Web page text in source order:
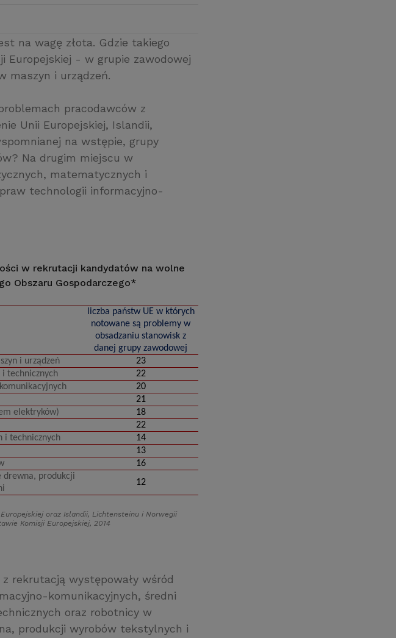
na wagę złota. Gdzie takiego
Europejskiej - w grupie zawodowej
maszyn i urządzeń.
pracodawców z
Unii Europejskiej, Islandii,
na wstępie, grupy
Na drugim miejscu w
matematycznych i
technologii informacyjno-
w rekrutacji kandydatów na wolne
Obszaru Gospodarczego*
liczba państw UE w których
notowane są problemy w
obsadzaniu stanowisk z
danej grupy zawodowej
i urządzeń
23
i technicznych
22
20
21
elektryków)
18
22
i technicznych
14
13
16
drewna, produkcji
12
oraz Islandii, Lichtensteinu i Norwegii
Komisji Europejskiej, 2014
rekrutacją występowały wśród
komunikacyjnych, średni
oraz robotnicy w
produkcji wyrobów tekstylnych i